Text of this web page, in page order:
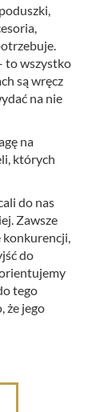
to wszystko
są wręcz
na nie
na
których
do nas
Zawsze
do
tego
że jego